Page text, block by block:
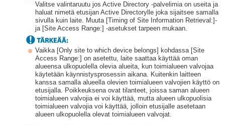
Valitse valintaruutu jos Active Directory -palvelimia on useita ja
haluat nimetä etusijan Active Directorylle joka sijaitsee samalla
sivulla kuin laite. Muuta [Timing of Site Information Retrieval:]-
ja [Site Access Range:] -asetukset tarpeen mukaan.
Vaikka [Only site to which device belongs] kohdassa [Site
Access Range:] on asetettu, laite saattaa käyttää oman
alueensa ulkopuolella olevia alueita, kun toimialueen valvojaa
käytetään käynnistysprosessin aikana. Kuitenkin laitteen
kanssa samalla alueella olevien toimialueen valvojien käyttö on
etusijalla. Poikkeuksena ovat tilanteet, joissa saman alueen
toimialueen valvojia ei voi käyttää, mutta alueen ulkopuolisia
toimialueen valvojia voi käyttää, jolloin etusijalle asetetaan
alueen ulkopuolella olevat toimialueen valvojat.